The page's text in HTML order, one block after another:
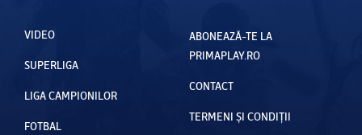
VIDEO
SUPERLIGA
LIGA CAMPIONILOR
FOTBAL
ABONEAZĂ-TE LA
PRIMAPLAY.RO
CONTACT
TERMENI ȘI CONDIȚII